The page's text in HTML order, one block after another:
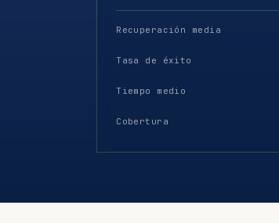
Recuperación media
Tasa de éxito
Tiempo medio
Cobertura